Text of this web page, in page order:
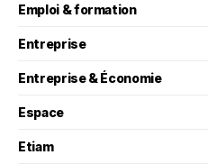
Emploi & formation
Entreprise
Entreprise & Économie
Espace
Etiam